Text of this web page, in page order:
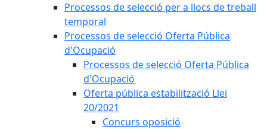
Processos de selecció per a llocs de treball
temporal
Processos de selecció Oferta Pública
d'Ocupació
Processos de selecció Oferta Pública
d'Ocupació
Oferta pública estabilització Llei
20/2021
Concurs oposició